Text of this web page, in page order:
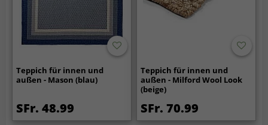
Teppich für innen und
außen - Mason (blau)
SFr. 48.99
Teppich für innen und
außen - Milford Wool Look
(beige)
SFr. 70.99